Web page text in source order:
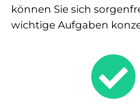
können Sie sich
wichtige Aufgaben
